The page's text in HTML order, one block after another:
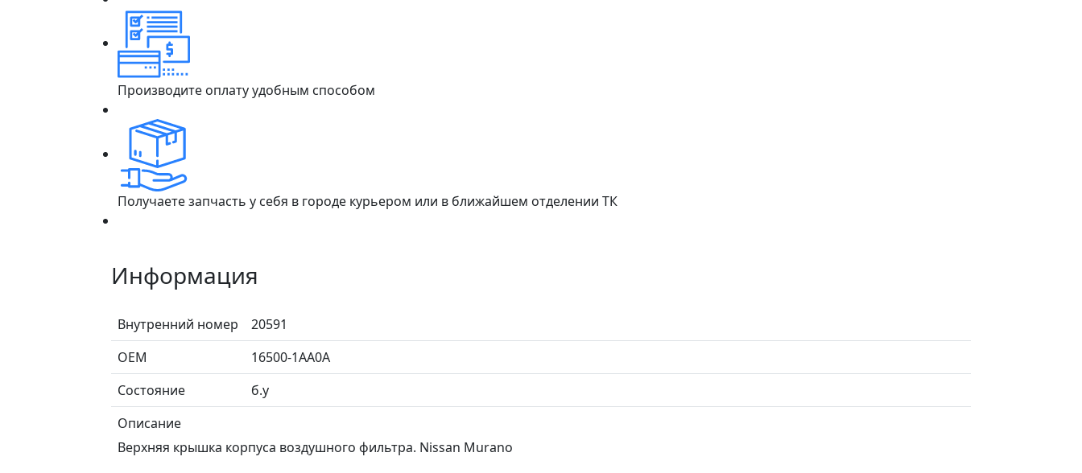
Производите оплату удобным способом
Получаете запчасть у себя в городе курьером или в ближайшем отделении ТК
Информация
Внутренний номер
20591
ОЕМ
16500-1AA0A
Состояние
б.у
Описание
Верхняя крышка корпуса воздушного фильтра. Nissan Murano